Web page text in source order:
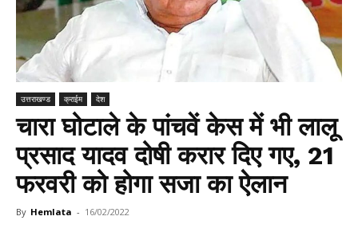
उत्तराखण्ड क्राईम देश
चारा घोटाले के पांचवें केस में भी लालू
प्रसाद यादव दोषी करार दिए गए, 21
फरवरी को होगा सजा का ऐलान
By Hemlata - 16/02/2022